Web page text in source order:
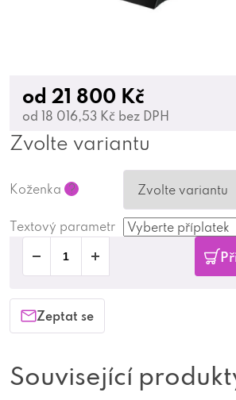
od 21 800 Kč
od 18 016,53 Kč bez DPH
Zvolte variantu
Koženka ?
Textový parametr
Zeptat se
Související